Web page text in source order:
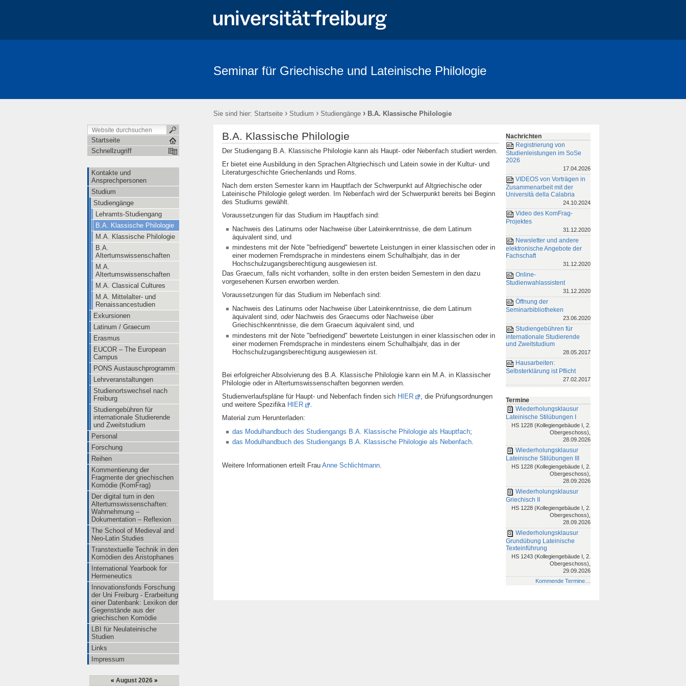
Seminar für Griechische und Lateinische Philologie
Sie sind hier: Startseite › Studium › Studiengänge › B.A. Klassische Philologie
Startseite
Schnellzugriff
Kontakte und
Ansprechpersonen
Studium
Studiengänge
Lehramts-Studiengang
B.A. Klassische Philologie
M.A. Klassische Philologie
B.A.
Altertumswissenschaften
M.A.
Altertumswissenschaften
M.A. Classical Cultures
M.A. Mittelalter- und
Renaissancestudien
Exkursionen
Latinum / Graecum
Erasmus
EUCOR – The European
Campus
PONS Austauschprogramm
Lehrveranstaltungen
Studienortswechsel nach
Freiburg
Studiengebühren für
internationale Studierende
und Zweitstudium
Personal
Forschung
Reihen
Kommentierung der
Fragmente der griechischen
Komödie (KomFrag)
Der digital turn in den
Altertumswissenschaften:
Wahrnehmung –
Dokumentation – Reflexion
The School of Medieval and
Neo-Latin Studies
Transtextuelle Technik in den
Komödien des Aristophanes
International Yearbook for
Hermeneutics
Innovationsfonds Forschung
der Uni Freiburg - Erarbeitung
einer Datenbank: Lexikon der
Gegenstände aus der
griechischen Komödie
LBI für Neulateinische
Studien
Links
Impressum
« August 2026 »
B.A. Klassische Philologie
Der Studiengang B.A. Klassische Philologie kann als Haupt- oder Nebenfach studiert werden.
Er bietet eine Ausbildung in den Sprachen Altgriechisch und Latein sowie in der Kultur- und
Literaturgeschichte Griechenlands und Roms.
Nach dem ersten Semester kann im Hauptfach der Schwerpunkt auf Altgriechische oder
Lateinische Philologie gelegt werden. Im Nebenfach wird der Schwerpunkt bereits bei Beginn
des Studiums gewählt.
Voraussetzungen für das Studium im Hauptfach sind:
Nachweis des Latinums oder Nachweise über Lateinkenntnisse, die dem Latinum
äquivalent sind, und
mindestens mit der Note "befriedigend" bewertete Leistungen in einer klassischen oder in
einer modernen Fremdsprache in mindestens einem Schulhalbjahr, das in der
Hochschulzugangs­berechtigung ausgewiesen ist.
Das Graecum, falls nicht vorhanden, sollte in den ersten beiden Semestern in den dazu
vorgesehenen Kursen erworben werden.
Voraussetzungen für das Studium im Nebenfach sind:
Nachweis des Latinums oder Nachweise über Lateinkenntnisse, die dem Latinum
äquivalent sind,oderNachweis des Graecums oder Nachweise über
Griechischkenntnisse, die dem Graecum äqui­valent sind, und
mindestens mit der Note "befriedigend" bewertete Leistungen in einer klassischen oder in
einer modernen Fremdsprache in mindestens einem Schulhalbjahr, das in der
Hochschulzugangs­berechtigung ausgewiesen ist.
Bei erfolgreicher Absolvierung des B.A. Klassische Philologie kann ein M.A. in Klassischer
Philologie oder in Altertumswissenschaften begonnen werden.
Studienverlaufspläne für Haupt- und Nebenfach finden sich HIER
, die Prüfungsordnungen
und weitere Spezifika HIER
.
Material zum Herunterladen:
das Modulhandbuch des Studiengangs B.A. Klassische Philologie als Hauptfach;
das Modulhandbuch des Studiengangs B.A. Klassische Philologie als Nebenfach.
Weitere Informationen erteilt Frau Anne Schlichtmann
Nachrichten
Registrierung von
Studienleistungen im SoSe
2026
17.04.2026
VIDEOS von Vorträgen in
Zusammenarbeit mit der
Università della Calabria
24.10.2024
Video des KomFrag-
Projektes
31.12.2020
Newsletter und andere
elektronische Angebote der
Fachschaft
31.12.2020
Online-
Studienwahlassistent
31.12.2020
Öffnung der
Seminarbibliotheken
23.06.2020
Studiengebühren für
internationale Studierende
und Zweitstudium
28.05.2017
Hausarbeiten:
Selbsterklärung ist Pflicht
27.02.2017
Termine
Wiederholungsklausur
Lateinische Stilübungen I
HS 1228 (Kollegiengebäude I, 2.
Obergeschoss),
28.09.2026
Wiederholungsklausur
Lateinische Stilübungen III
HS 1228 (Kollegiengebäude I, 2.
Obergeschoss),
28.09.2026
Wiederholungsklausur
Griechisch II
HS 1228 (Kollegiengebäude I, 2.
Obergeschoss),
28.09.2026
Wiederholungsklausur
Grundübung Lateinische
Texteinführung
HS 1243 (Kollegiengebäude I, 2.
Obergeschoss),
29.09.2026
Kommende Termine…